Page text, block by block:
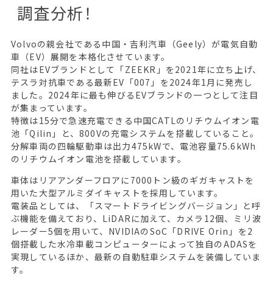
調査分析！
Volvoの親会社である中国・吉利汽車（Geely）が電気自動
車（EV）展開を本格化させています。
同社はEVブランドとして「ZEEKR」を2021年に立ち上げ、
テスラ対抗車である最新EV「007」を2024年1月に発売し
ました。2024年に最も伸びるEVブランドの一つとして注目
が集まっています。
特徴は15分で急速充電できる中国CATLのリチウムイオン電
池「Qilin」と、800Vの充電システムを搭載していること。
分解車両の四輪駆動車は出力475kWで、電池容量75.6kWh
のリチウムイオン電池を搭載しています。
車体はリアアンダーフロアに7000トン級のギガキャストを
用いた大型アルミダイキャストを採用しています。
電装品としては、「スマートドライビングバージョン」と呼
ぶ機能を備えており、LiDARに加えて、カメラ12個、ミリ波
レーダー5個を用いて、NVIDIAのSoC「DRIVE Orin」を2
個搭載した水冷車載コンピューターによって独自のADASを
実現しているほか、最新の自動駐車システムを装備していま
す。